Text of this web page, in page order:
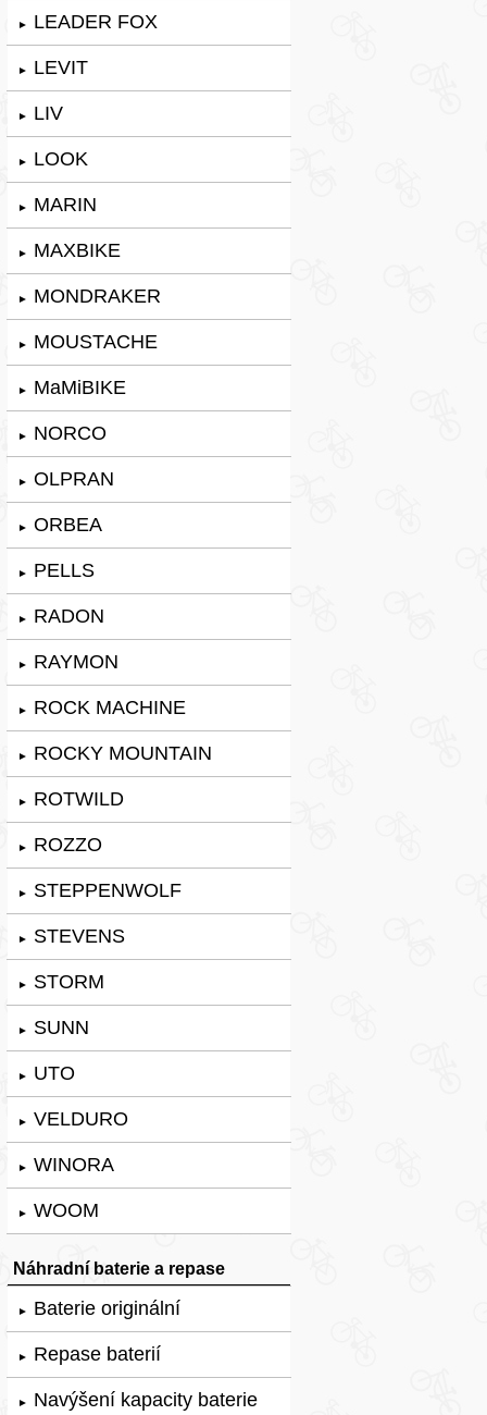
► LEADER FOX
► LEVIT
► LIV
► LOOK
► MARIN
► MAXBIKE
► MONDRAKER
► MOUSTACHE
► MaMiBIKE
► NORCO
► OLPRAN
► ORBEA
► PELLS
► RADON
► RAYMON
► ROCK MACHINE
► ROCKY MOUNTAIN
► ROTWILD
► ROZZO
► STEPPENWOLF
► STEVENS
► STORM
► SUNN
► UTO
► VELDURO
► WINORA
► WOOM
Náhradní baterie a repase
► Baterie originální
► Repase baterií
► Navýšení kapacity baterie